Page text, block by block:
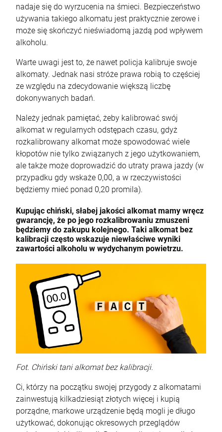
nadaje się do wyrzucenia na śmieci. Bezpieczeństwo
używania takiego alkomatu jest praktycznie zerowe i
może się skończyć nieświadomą jazdą pod wpływem
alkoholu.
Warte uwagi jest to, że nawet policja kalibruje swoje
alkomaty. Jednak nasi stróże prawa robią to częściej
ze względu na zdecydowanie większą liczbę
dokonywanych badań.
Należy jednak pamiętać, żeby kalibrować swój
alkomat w regularnych odstępach czasu, gdyż
rozkalibrowany alkomat może spowodować wiele
kłopotów nie tylko związanych z jego użytkowaniem,
ale także może doprowadzić do utraty prawa jazdy (w
przypadku gdy wskaże 0,00, a w rzeczywistości
będziemy mieć ponad 0,20 promila).
Kupując chiński, słabej jakości alkomat mamy wręcz
gwarancję, że po jego rozkalibrowaniu zmuszeni
będziemy do zakupu kolejnego. Taki alkomat bez
kalibracji często wskazuje niewłaściwe wyniki
zawartości alkoholu w wydychanym powietrzu.
Fot. Chiński tani alkomat bez kalibracji.
Ci, którzy na początku swojej przygody z alkomatami
zainwestują kilkadziesiąt złotych więcej i kupią
porządne, markowe urządzenie będą mogli je długo
użytkować, dokonując okresowych przeglądów